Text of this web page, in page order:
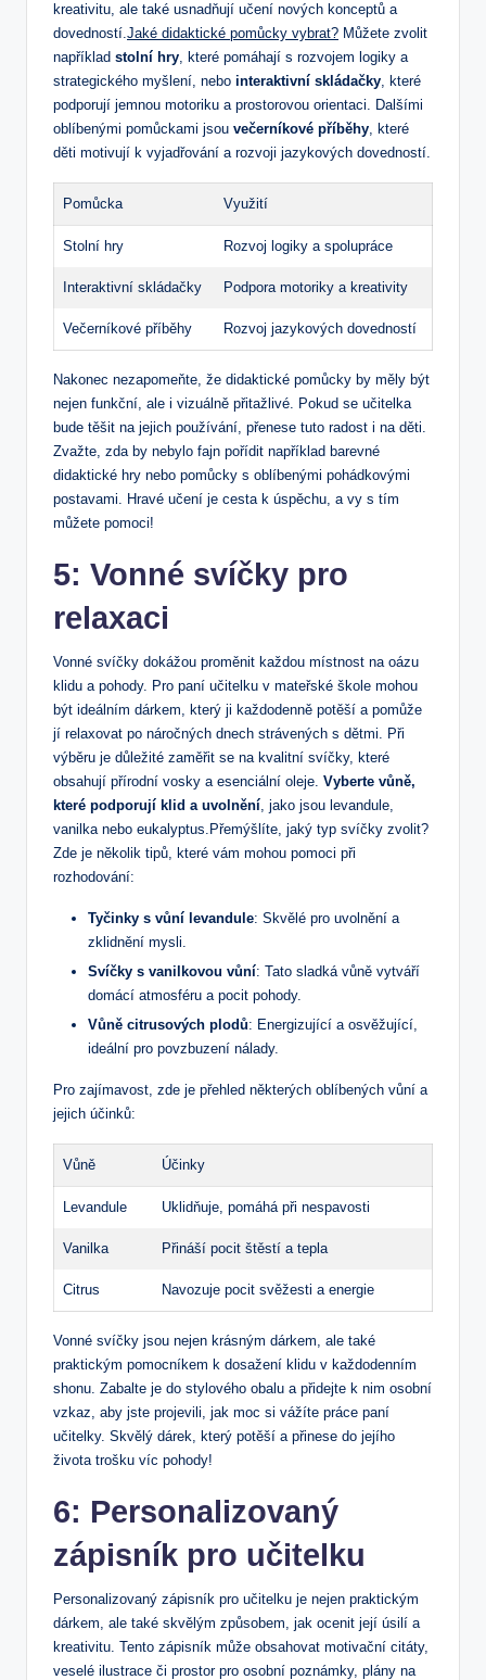
kreativitu, ale také usnadňují učení nových konceptů a
dovedností.Jaké didaktické pomůcky vybrat? Můžete zvolit
například stolní hry, které pomáhají s rozvojem logiky a
strategického myšlení, nebo interaktivní skládačky, které
podporují jemnou motoriku a prostorovou orientaci. Dalšími
oblíbenými pomůckami jsou večerníkové příběhy, které
děti motivují k vyjadřování a rozvoji jazykových dovedností.
Pomůcka Využití
Stolní hry Rozvoj logiky a spolupráce
Interaktivní skládačky Podpora motoriky a kreativity
Večerníkové příběhy Rozvoj jazykových dovedností
Nakonec nezapomeňte, že didaktické pomůcky by měly být
nejen funkční, ale i vizuálně přitažlivé. Pokud se učitelka
bude těšit na jejich používání, přenese tuto radost i na děti.
Zvažte, zda by nebylo fajn pořídit například barevné
didaktické hry nebo pomůcky s oblíbenými pohádkovými
postavami. Hravé učení je cesta k úspěchu, a vy s tím
můžete pomoci!
5: Vonné svíčky pro
relaxaci
Vonné svíčky dokážou proměnit každou místnost na oázu
klidu a pohody. Pro paní učitelku v mateřské škole mohou
být ideálním dárkem, který ji každodenně potěší a pomůže
jí relaxovat po náročných dnech strávených s dětmi. Při
výběru je důležité zaměřit se na kvalitní svíčky, které
obsahují přírodní vosky a esenciální oleje. Vyberte vůně,
které podporují klid a uvolnění , jako jsou levandule,
vanilka nebo eukalyptus.Přemýšlíte, jaký typ svíčky zvolit?
Zde je několik tipů, které vám mohou pomoci při
rozhodování:
Tyčinky s vůní levandule: Skvělé pro uvolnění a
zklidnění mysli.
Svíčky s vanilkovou vůní: Tato sladká vůně vytváří
domácí atmosféru a pocit pohody.
Vůně citrusových plodů: Energizující a osvěžující,
ideální pro povzbuzení nálady.
Pro zajímavost, zde je přehled některých oblíbených vůní a
jejich účinků:
Vůně Účinky
Levandule Uklidňuje, pomáhá při nespavosti
Vanilka Přináší pocit štěstí a tepla
Citrus Navozuje pocit svěžesti a energie
Vonné svíčky jsou nejen krásným dárkem, ale také
praktickým pomocníkem k dosažení klidu v každodenním
shonu. Zabalte je do stylového obalu a přidejte k nim osobní
vzkaz, aby jste projevili, jak moc si vážíte práce paní
učitelky. Skvělý dárek, který potěší a přinese do jejího
života trošku víc pohody!
6: Personalizovaný
zápisník pro učitelku
Personalizovaný zápisník pro učitelku je nejen praktickým
dárkem, ale také skvělým způsobem, jak ocenit její úsilí a
kreativitu. Tento zápisník může obsahovat motivační citáty,
veselé ilustrace či prostor pro osobní poznámky, plány na